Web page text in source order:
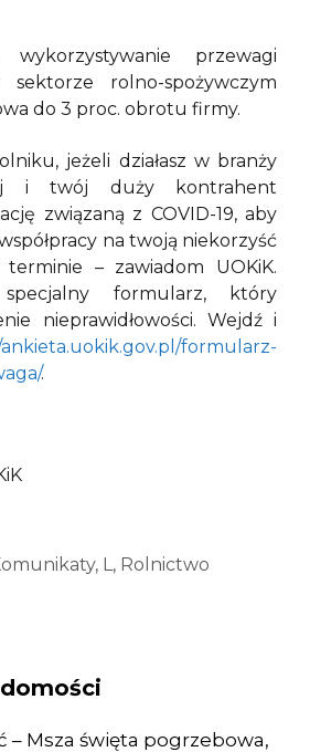
przewagi
rolno-spożywczym
do 3 proc. obrotu firmy.
jeżeli działasz w branży
i twój duży kontrahent
związaną z COVID-19, aby
na twoją niekorzyść
– zawiadom UOKiK.
specjalny formularz, który
nieprawidłowości. Wejdź i
formularz-
.
, L, Rolnictwo
– Msza święta pogrzebowa,